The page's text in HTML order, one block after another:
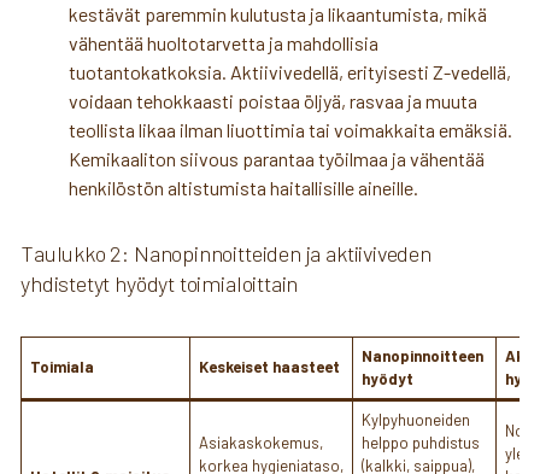
kestävät paremmin kulutusta ja likaantumista, mikä
vähentää huoltotarvetta ja mahdollisia
tuotantokatkoksia. Aktiivivedellä, erityisesti Z-vedellä,
voidaan tehokkaasti poistaa öljyä, rasvaa ja muuta
teollista likaa ilman liuottimia tai voimakkaita emäksiä.
Kemikaaliton siivous parantaa työilmaa ja vähentää
henkilöstön altistumista haitallisille aineille.
Taulukko 2: Nanopinnoitteiden ja aktiiviveden
yhdistetyt hyödyt toimialoittain
Toimiala Keskeiset haasteet
Nanopinnoitteen
hyödyt
Asiakaskokemus,
korkea hygieniataso,
Kylpyhuoneiden
helppo puhdistus
(kalkki, saippua),